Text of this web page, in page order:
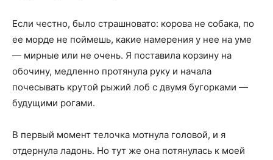
Если честно, было страшновато: корова не собака, по
ее морде не поймешь, какие намерения у нее на уме
— мирные или не очень. Я поставила корзину на
обочину, медленно протянула руку и начала
почесывать крутой рыжий лоб с двумя бугорками —
будущими рогами.
В первый момент телочка мотнула головой, и я
отдернула ладонь. Но тут же она потянулась к моей